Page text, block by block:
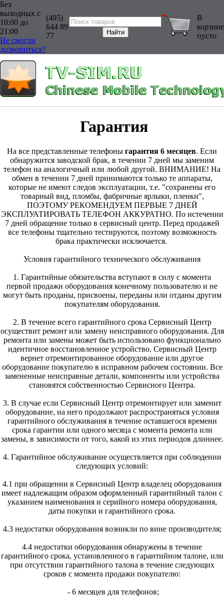
Без
выходных с
10:00 до
21:00
Не смогли
дозвониться?
(495)
644 89
77
В
корзине
пусто
Гарантия
На все представленные телефоны гарантия 6 месяцев. Если
обнаружится заводской брак, в течении 7 дней мы заменим
телефон на аналогичный или любой другой. ВНИМАНИЕ! На
обмен в течении 7 дней принимаются только те аппараты,
которые не имеют следов эксплуатации, т.е. "сохранены его
товарный вид, пломбы, фабричные ярлыки, пленки",
ПОЭТОМУ РЕКОМЕНДУЕМ ПЕРВЫЕ 7 ДНЕЙ
ЭКСПЛУАТИРОВАТЬ ТЕЛЕФОН АККУРАТНО. По истечении
7 дней обращение только в сервисный центр. Перед продажей
все телефоны тщательно тестируются, поэтому возможность
брака практически исключается.
Условия гарантийного технического обслуживания
1. Гарантийные обязательства вступают в силу с момента
первой продажи оборудования конечному пользователю и не
могут быть проданы, присвоены, переданы или отданы другим
покупателям оборудования.
2. В течение всего гарантийного срока Сервисный Центр
осуществит ремонт или замену неисправного оборудования. Для
ремонта или замены может быть использовано функционально
идентичное восстановленное устройство. Сервисный Центр
вернет отремонтированное оборудование или другое
оборудование покупателю в исправном рабочем состоянии. Все
замененные неисправные детали, компоненты или устройства
становятся собственностью Сервисного Центра.
3. В случае если Сервисный Центр отремонтирует или заменит
оборудование, на него продолжают распространяться условия
гарантийного обслуживания в течение оставшегося времени
срока гарантии или одного месяца с момента ремонта или
замены, в зависимости от того, какой из этих периодов длиннее.
4. Гарантийное обслуживание осуществляется при соблюдении
следующих условий:
4.1 при обращении в Сервисный Центр владелец оборудования
имеет надлежащим образом оформленный гарантийный талон с
указанием наименования и серийного номера оборудования,
даты покупки и гарантийного срока.
4.3 недостатки оборудования возникли по вине производителя;
4.4 недостатки оборудования обнаружены в течение
гарантийного срока, установленного в гарантийном талоне, или
при отсутствии гарантийного талона в течение следующих
сроков с момента продажи покупателю:
- 6 месяцев для телефонов;